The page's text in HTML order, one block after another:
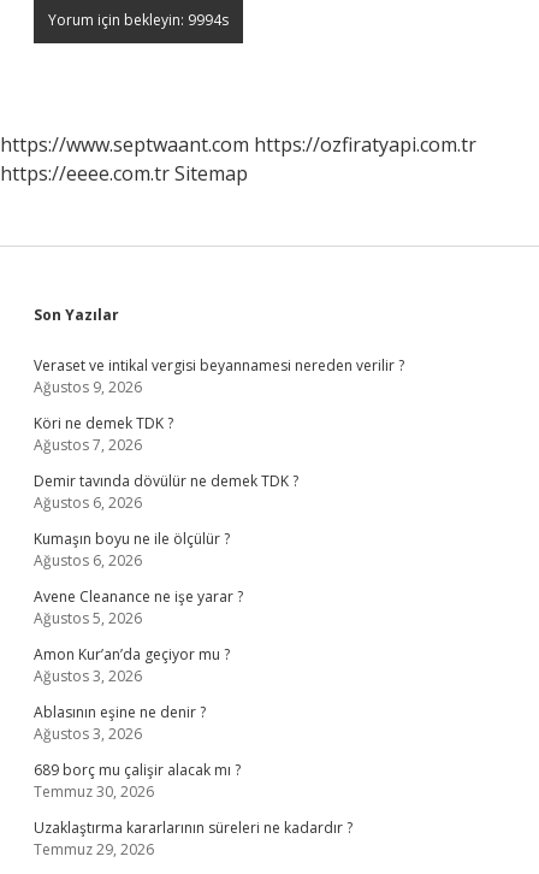
https://www.septwaant.com https://ozfiratyapi.com.tr
https://eeee.com.trSitemap
Sidebar
Son Yazılar
Veraset ve intikal vergisi beyannamesi nereden verilir ?
Ağustos 9, 2026
Köri ne demek TDK ?
Ağustos 7, 2026
Demir tavında dövülür ne demek TDK ?
Ağustos 6, 2026
Kumaşın boyu ne ile ölçülür ?
Ağustos 6, 2026
Avene Cleanance ne işe yarar ?
Ağustos 5, 2026
Amon Kur’an’da geçiyor mu ?
Ağustos 3, 2026
Ablasının eşine ne denir ?
Ağustos 3, 2026
689 borç mu çalişir alacak mı ?
Temmuz 30, 2026
Uzaklaştırma kararlarının süreleri ne kadardır ?
Temmuz 29, 2026